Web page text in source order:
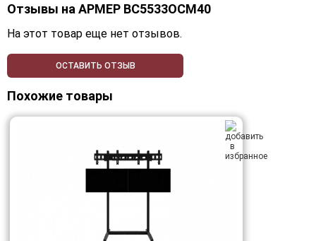
Отзывы на АРМЕР ВС5533ОСМ40
На этот товар еще нет отзывов.
ОСТАВИТЬ ОТЗЫВ
Похожие товары